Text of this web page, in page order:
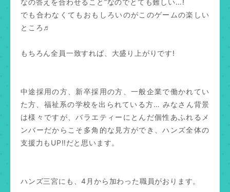
でも合わなくてもおもしろいのがこのゲームの楽しい
ところ♬
もちろん全員一致すれば、大盛り上がりです!
中途採用の方、新卒採用の方、一般企業で働かれてい
た方、福祉系の学校を出られている方… みなさん背景
は様々ですが、バラエティーにとんだ個性あふれるメ
ンバーだからこそ多角的な見方ができ、ハンズ全体の
支援力もUP‼だと思います。
ハンズ三宮にも、4月から加わった職員がおります。